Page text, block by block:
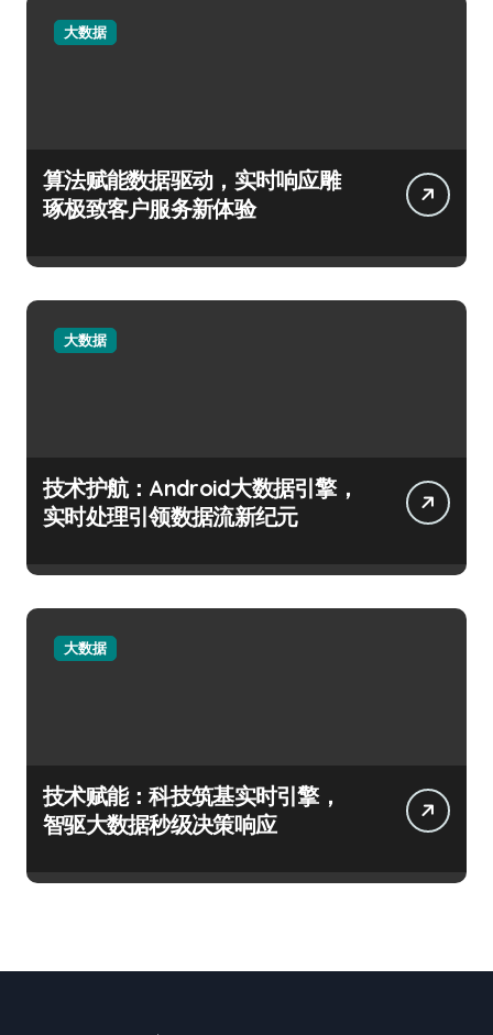
大数据
算法赋能数据驱动，实时响应雕
琢极致客户服务新体验
大数据
技术护航：Android大数据引擎，
实时处理引领数据流新纪元
大数据
技术赋能：科技筑基实时引擎，
智驱大数据秒级决策响应